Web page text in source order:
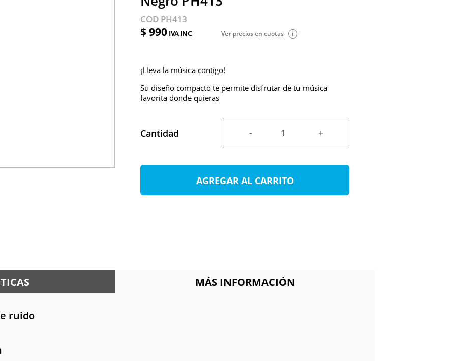
COD PH413
$ 990 IVA INC Ver precios en cuotas
¡Lleva la música contigo!
Su diseño compacto te permite disfrutar de tu música
favorita donde quieras
Cantidad - +
AGREGAR AL CARRITO
MÁS INFORMACIÓN
ruido